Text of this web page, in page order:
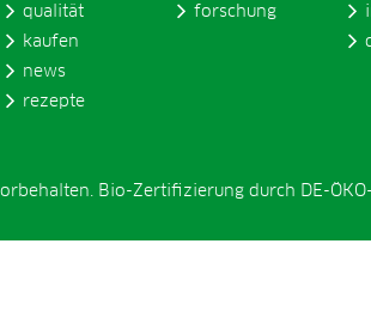
qualität
kaufen
news
rezepte
forschung
Bio-Zertifizierung durch DE-